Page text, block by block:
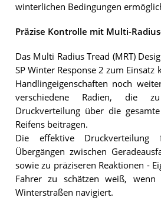
winterlichen Bedingungen
Präzise Kontrolle mit Multi-
Das Multi Radius Tread (MRT)
SP Winter Response 2 zum
Handlingeigenschaften noch
verschiedene Radien, die
Druckverteilung über die
Reifens beitragen.
Die effektive
Übergängen zwischen
sowie zu präziseren Reaktionen -
Fahrer zu schätzen weiß,
Winterstraßen navigiert.